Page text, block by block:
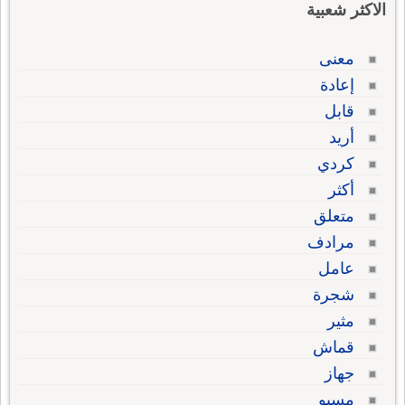
الاكثر شعبية
معنى
إعادة
قابل
أريد
كردي
أكثر
متعلق
مرادف
عامل
شجرة
مثير
قماش
جهاز
مسيو